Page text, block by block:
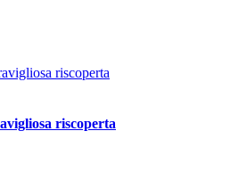
riscoperta